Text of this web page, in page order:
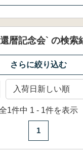
暦記念会` の検索
1件中 1 - 1件を表示
1